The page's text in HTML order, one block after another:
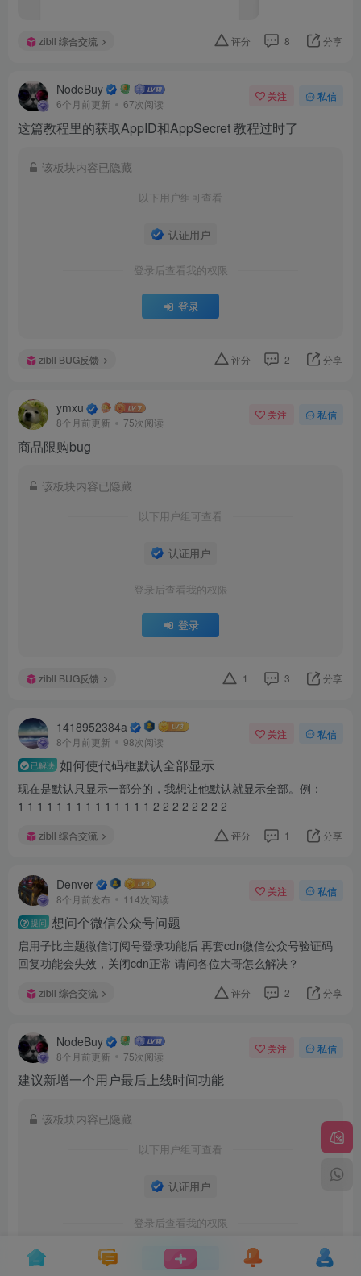
zibll 综合交流 评分 8 分享
NodeBuy
6个月前更新 67次阅读
关注 私信
这篇教程里的获取AppID和AppSecret 教程过时了
该板块内容已隐藏
以下用户组可查看
认证用户
登录后查看我的权限
登录
zibll BUG反馈 评分 2 分享
ymxu
8个月前更新 75次阅读
关注 私信
商品限购bug
该板块内容已隐藏
以下用户组可查看
认证用户
登录后查看我的权限
登录
zibll BUG反馈 1 3 分享
1418952384a
8个月前更新 98次阅读
关注 私信
已解决 如何使代码框默认全部显示
现在是默认只显示一部分的，我想让他默认就显示全部。例：
1 1 1 1 1 1 1 1 1 1 1 1 1 1 2 2 2 2 2 2 2 2
zibll 综合交流 评分 1 分享
Denver
8个月前发布 114次阅读
关注 私信
提问 想问个微信公众号问题
启用子比主题微信订阅号登录功能后 再套cdn微信公众号验证码
回复功能会失效，关闭cdn正常 请问各位大哥怎么解决？
zibll 综合交流 评分 2 分享
NodeBuy
8个月前更新 75次阅读
关注 私信
建议新增一个用户最后上线时间功能
该板块内容已隐藏
以下用户组可查看
认证用户
登录后查看我的权限
登录